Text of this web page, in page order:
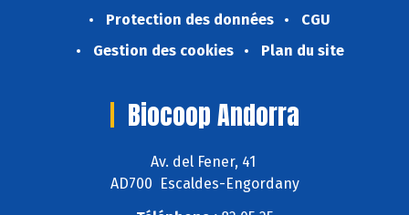
Protection des données
CGU
Gestion des cookies
Plan du site
Biocoop Andorra
Av. del Fener, 41
AD700 Escaldes-Engordany